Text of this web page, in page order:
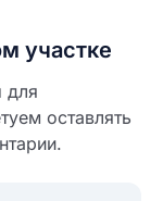
участке
для
оставлять